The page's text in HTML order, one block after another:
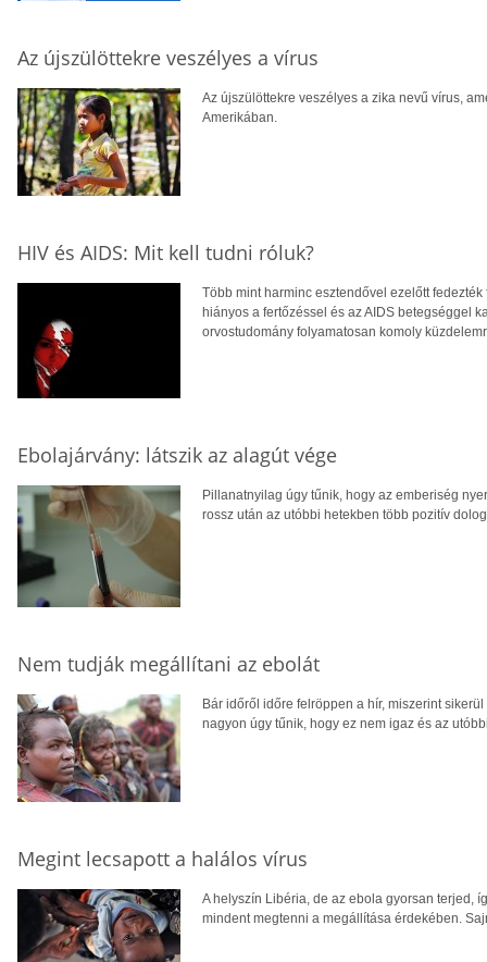
Az újszülöttekre veszélyes a vírus
Az újszülöttekre veszélyes a zika nevű vírus,
Amerikában.
HIV és AIDS: Mit kell tudni róluk?
Több mint harminc esztendővel ezelőtt
hiányos a fertőzéssel és az AIDS betegséggel
orvostudomány folyamatosan komoly
Ebolajárvány: látszik az alagút vége
Pillanatnyilag úgy tűnik, hogy az emberiség
rossz után az utóbbi hetekben több pozitív
Nem tudják megállítani az ebolát
Bár időről időre felröppen a hír, miszerint
nagyon úgy tűnik, hogy ez nem igaz és az
Megint lecsapott a halálos vírus
A helyszín Libéria, de az ebola gyorsan terjed,
mindent megtenni a megállítása érdekében.